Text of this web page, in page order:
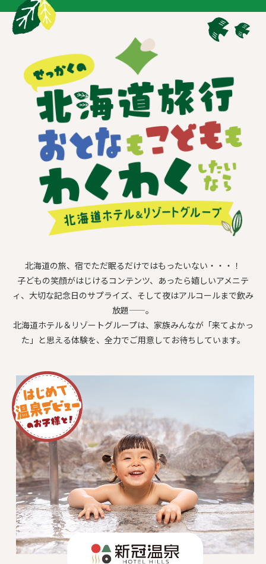
北海道の旅、宿でただ眠るだけではもったいない・・・！
子どもの笑顔がはじけるコンテンツ、あったら嬉しいアメニテ
ィ、大切な記念日のサプライズ、そして夜はアルコールまで飲み
放題——。
北海道ホテル＆リゾートグループは、家族みんなが「来てよかっ
た」と思える体験を、全力でご用意してお待ちしています。